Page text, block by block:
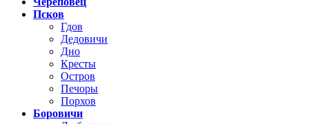
Псков
Гдов
Дедовичи
Дно
Кресты
Остров
Печоры
Порхов
Боровичи